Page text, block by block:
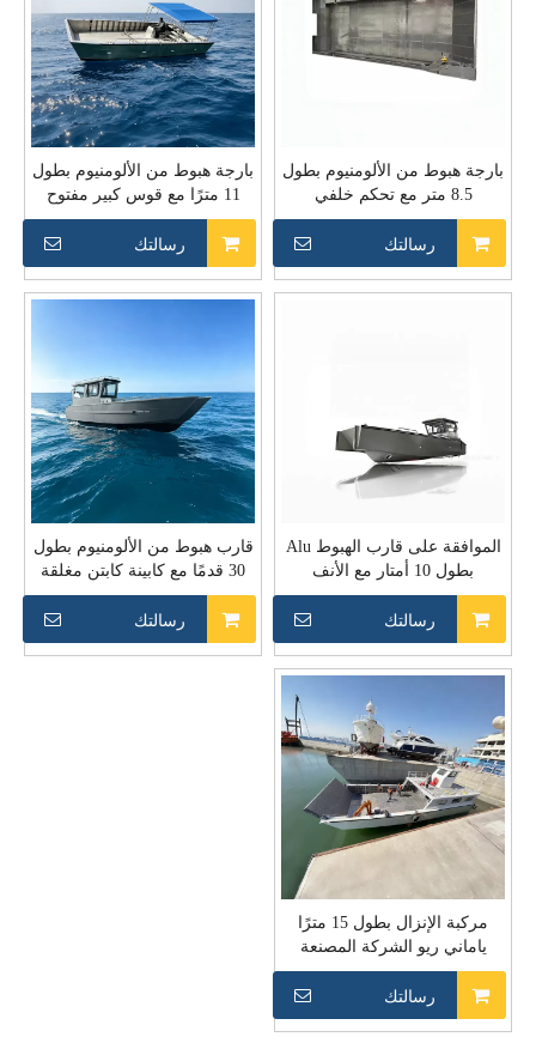
بارجة هبوط من الألومنيوم بطول
8.5 متر مع تحكم خلفي
رسالتك
بارجة هبوط من الألومنيوم بطول
11 مترًا مع قوس كبير مفتوح
رسالتك
الموافقة على قارب الهبوط Alu
بطول 10 أمتار مع الأنف
المطاطي للعمل
رسالتك
قارب هبوط من الألومنيوم بطول
30 قدمًا مع كابينة كابتن مغلقة
رسالتك
مركبة الإنزال بطول 15 مترًا
ياماني ريو الشركة المصنعة
لليخوت
رسالتك